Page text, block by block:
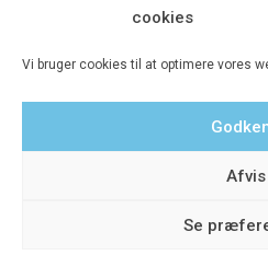
cookies
Vi bruger cookies til at optimere vores
Afvis
Se
Tlf 8680 4477 · Fax 8680 4647